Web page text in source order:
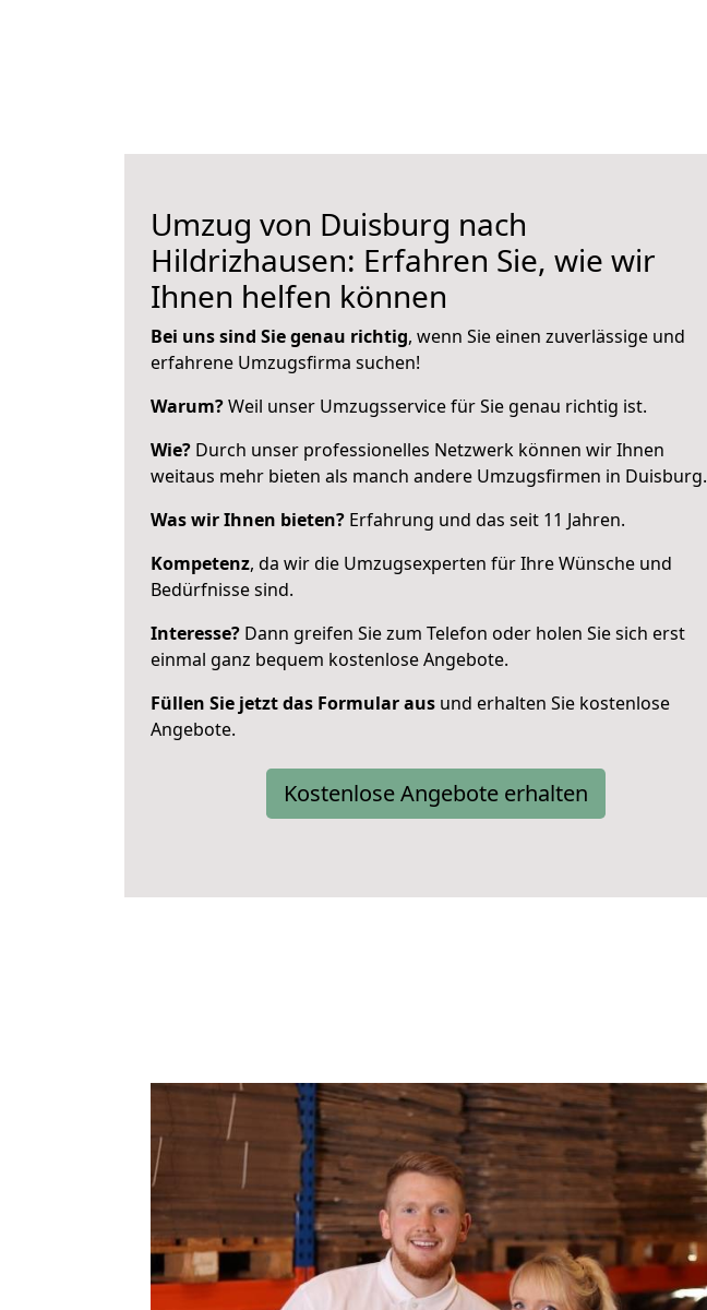
Umzug von Duisburg nach
Hildrizhausen: Erfahren Sie, wie wir
Ihnen helfen können
Bei uns sind Sie genau richtig, wenn Sie einen zuverlässige und
erfahrene Umzugsfirma suchen!
Warum?Weil unser Umzugsservice für Sie genau richtig ist.
Wie? Durch unser professionelles Netzwerk können wir Ihnen
weitaus mehr bieten als manch andere Umzugsfirmen in Duisburg.
Was wir Ihnen bieten? Erfahrung und das seit 11 Jahren.
Kompetenz, da wir die Umzugsexperten für Ihre Wünsche und
Bedürfnisse sind.
Interesse? Dann greifen Sie zum Telefon oder holen Sie sich erst
einmal ganz bequem kostenlose Angebote.
Füllen Sie jetzt das Formular aus und erhalten Sie kostenlose
Angebote.
Kostenlose Angebote erhalten